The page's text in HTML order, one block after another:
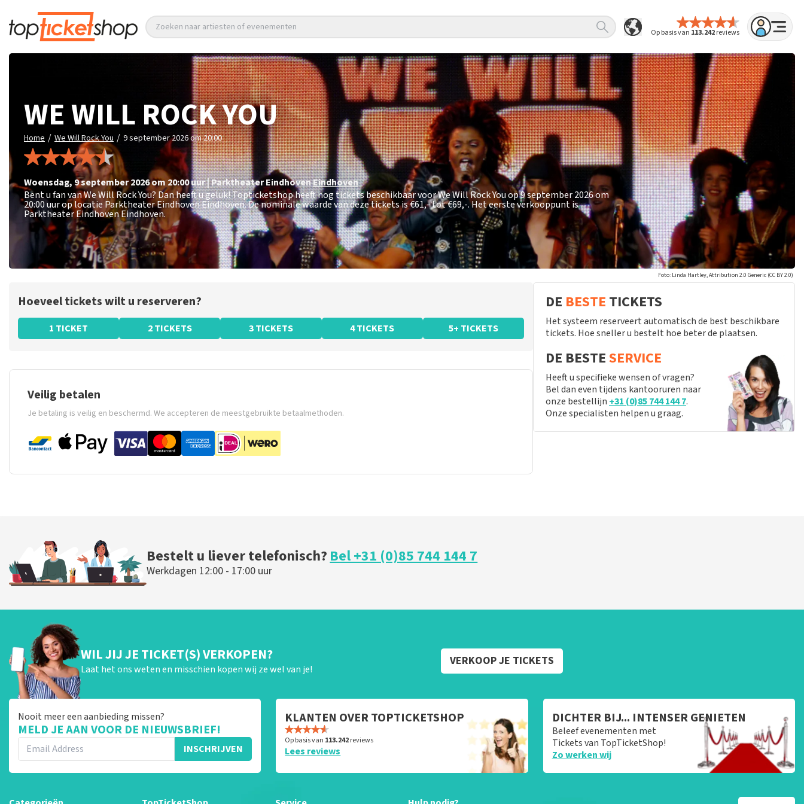
Op basis van 113.242reviews
Zoeken naar artiesten of evenementen
WE WILL ROCK YOU
Home / We Will Rock You / 9 september 2026 om 20:00
woensdag, 9 september 2026 om 20:00uur|Parktheater EindhovenEindhoven
Bent u fan van We Will Rock You? Dan heeft u geluk! Topticketshop heeft nog tickets beschikbaar voor We Will Rock You op 9 september 2026 om
20:00 uur op locatie Parktheater Eindhoven Eindhoven. De nominale waarde van deze tickets is€61,- tot €69,-. Het eerste verkooppunt is
Parktheater Eindhoven Eindhoven.
Foto: Linda Hartley, Attribution 2.0 Generic (CC BY 2.0)
Hoeveel tickets wilt u reserveren?
1 TICKET 2 TICKETS 3 TICKETS 4 TICKETS 5+ TICKETS
Veilig betalen
Je betaling is veilig en beschermd. We accepteren de meestgebruikte betaalmethoden.
DE BESTE TICKETS
Het systeem reserveert automatisch de best beschikbare
tickets. Hoe sneller u bestelt hoe beter de plaatsen.
DE BESTESERVICE
Heeft u specifieke wensen of vragen?
Bel dan even tijdens kantooruren naar
onze bestellijn +31 (0)85 744 144 7.
Onze specialisten helpen u graag.
Bestelt u liever telefonisch?Bel +31 (0)85 744 144 7
Werkdagen 12:00 - 17:00 uur
WIL JIJ JE TICKET(S) VERKOPEN?
Laat het ons weten en misschien kopen wij ze wel van je!
VERKOOP JE TICKETS
Nooit meer een aanbieding missen?
MELD JE AAN VOOR DE NIEUWSBRIEF!
INSCHRIJVEN
KLANTEN OVER TOPTICKETSHOP
Op basis van 113.242reviews
Lees reviews
DICHTER BIJ... INTENSER GENIETEN
Beleef evenementen met
Tickets van TopTicketShop!
Zo werken wij